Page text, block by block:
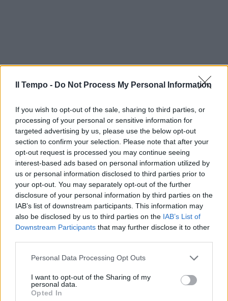
Il Tempo - Do Not Process My Personal Information
If you wish to opt-out of the sale, sharing to third parties, or
processing of your personal or sensitive information for
targeted advertising by us, please use the below opt-out
section to confirm your selection. Please note that after your
opt-out request is processed you may continue seeing
interest-based ads based on personal information utilized by
us or personal information disclosed to third parties prior to
your opt-out. You may separately opt-out of the further
disclosure of your personal information by third parties on the
IAB’s list of downstream participants. This information may
also be disclosed by us to third parties on the IAB’s List of
Downstream Participants that may further disclose it to other
Personal Data Processing Opt Outs
I want to opt-out of the Sharing of my
personal data.
Opted In